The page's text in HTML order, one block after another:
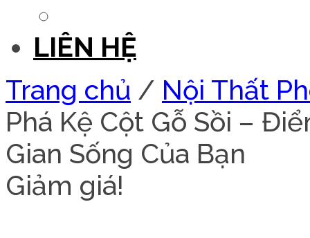
LIÊN HỆ
Trang chủ / Nội Thất
Phá Kệ Cột Gỗ Sồi –
Gian Sống Của Bạn
Giảm giá!